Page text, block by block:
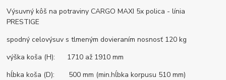
Výsuvný kôš na potraviny CARGO MAXI 5x polica - línia
PRESTIGE
spodný celovýsuv s tlmeným dovieraním nosnosť 120 kg
výška koša (H): 1710 až 1910 mm
hĺbka koša (D): 500 mm (min.hĺbka korpusu 510 mm)